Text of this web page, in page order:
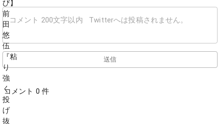
送信
コメント 0 件